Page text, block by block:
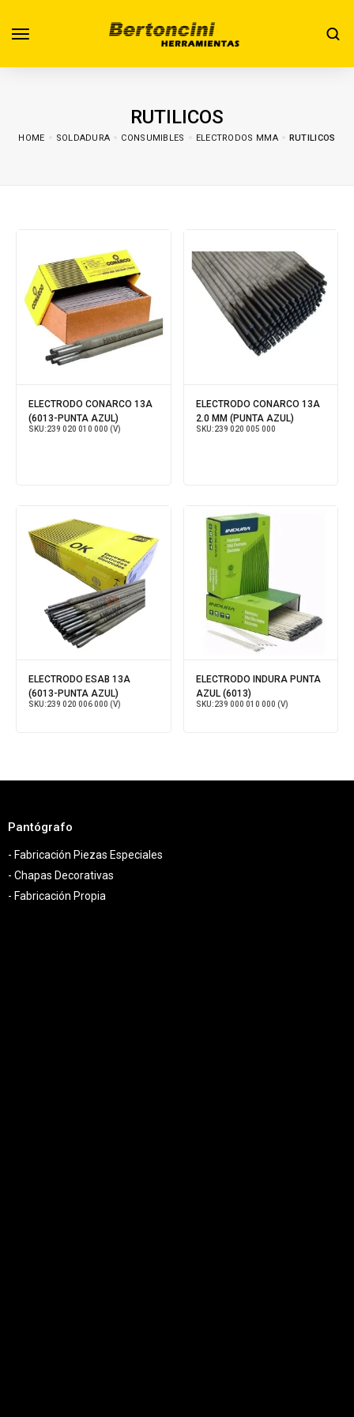
RUTILICOS
HOME SOLDADURA CONSUMIBLES ELECTRODOS MMA RUTILICOS
ELECTRODO CONARCO 13A
(6013-PUNTA AZUL)
SKU:239 020 010 000 (V)
ELECTRODO CONARCO 13A
2.0 MM (PUNTA AZUL)
SKU:239 020 005 000
ELECTRODO ESAB 13A
(6013-PUNTA AZUL)
SKU:239 020 006 000 (V)
ELECTRODO INDURA PUNTA
AZUL (6013)
SKU:239 000 010 000 (V)
Pantógrafo
- Fabricación Piezas Especiales
- Chapas Decorativas
- Fabricación Propia